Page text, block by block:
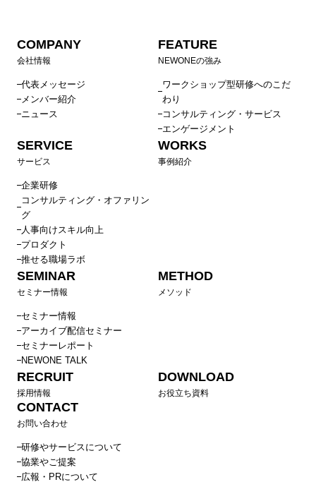
COMPANY
会社情報
代表メッセージ
メンバー紹介
ニュース
FEATURE
NEWONEの強み
ワークショップ型研修へのこだ
わり
コンサルティング・サービス
エンゲージメント
SERVICE
サービス
企業研修
コンサルティング・オファリン
グ
人事向けスキル向上
プロダクト
推せる職場ラボ
WORKS
事例紹介
SEMINAR
セミナー情報
セミナー情報
アーカイブ配信セミナー
セミナーレポート
NEWONE TALK
METHOD
メソッド
RECRUIT
採用情報
DOWNLOAD
お役立ち資料
CONTACT
お問い合わせ
研修やサービスについて
協業やご提案
広報・PRについて